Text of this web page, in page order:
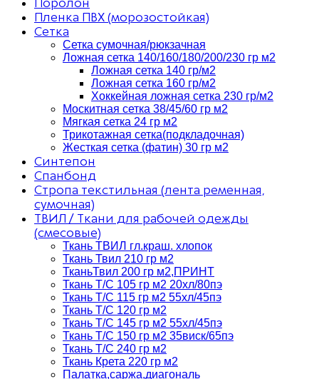
Пленка ПВХ (морозостойкая)
Сетка
Сетка сумочная/рюкзачная
Ложная сетка 140/160/180/200/230 гр м2
Ложная сетка 140 гр/м2
Ложная сетка 160 гр/м2
Хоккейная ложная сетка 230 гр/м2
Москитная сетка 38/45/60 гр м2
Мягкая сетка 24 гр м2
Трикотажная сетка(подкладочная)
Жесткая сетка (фатин) 30 гр м2
Синтепон
Спанбонд
Стропа текстильная (лента ременная,
сумочная)
ТВИЛ / Ткани для рабочей одежды
(смесовые)
Ткань ТВИЛ гл.краш. хлопок
Ткань Твил 210 гр м2
ТканьТвил 200 гр м2,ПРИНТ
Ткань Т/C 105 гр м2 20хл/80пэ
Ткань Т/C 115 гр м2 55хл/45пэ
Ткань Т/C 120 гр м2
Ткань Т/C 145 гр м2 55хл/45пэ
Ткань Т/C 150 гр м2 35виск/65пэ
Ткань Т/C 240 гр м2
Ткань Крета 220 гр м2
Палатка,саржа,диагональ